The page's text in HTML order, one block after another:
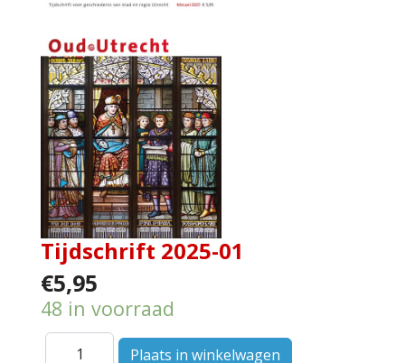
Tijdschrift 2025-01
€5,95
48 in voorraad